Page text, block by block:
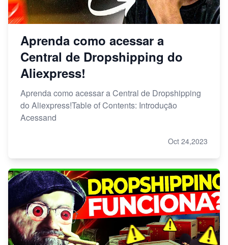
Aprenda como acessar a
Central de Dropshipping do
Aliexpress!
Aprenda como acessar a Central de Dropshipping
do Aliexpress!Table of Contents: Introdução
Acessand
Oct 24,2023